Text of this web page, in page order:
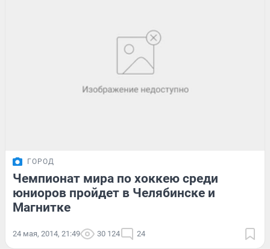
ГОРОД
Чемпионат мира по хоккею среди
юниоров пройдет в Челябинске и
Магнитке
24 мая, 2014, 21:49 30 124 24